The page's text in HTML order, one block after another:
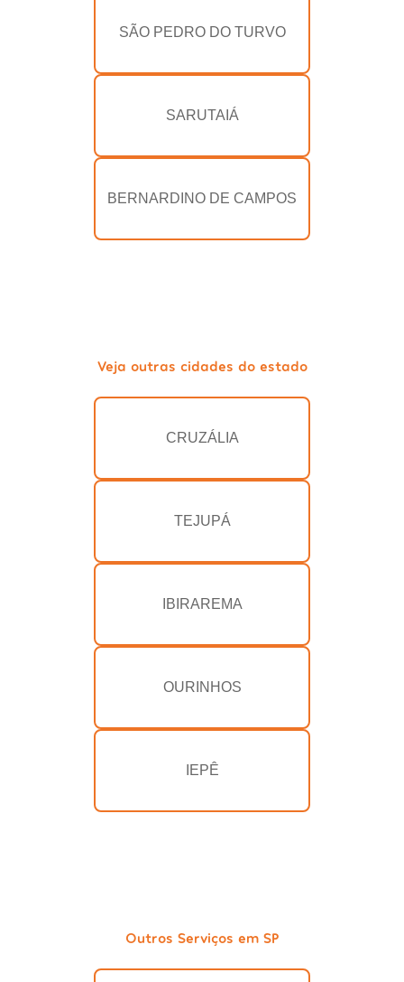
SÃO PEDRO DO TURVO
SARUTAIÁ
BERNARDINO DE CAMPOS
Veja outras cidades do estado
CRUZÁLIA
TEJUPÁ
IBIRAREMA
OURINHOS
IEPÊ
Outros Serviços em SP